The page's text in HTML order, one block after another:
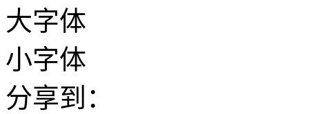
大字体
小字体
分享到：